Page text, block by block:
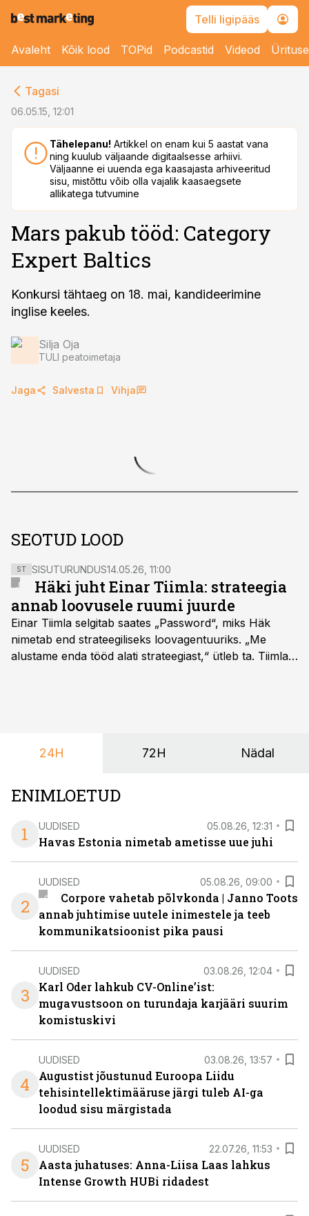
Telli ligipääs
Avaleht Kõik lood TOPid Podcastid Videod
Tagasi
06.05.15, 12:01
Tähelepanu! Artikkel on enam kui 5 aastat vana
ning kuulub väljaande digitaalsesse arhiivi.
Väljaanne ei uuenda ega kaasajasta arhiveeritud
sisu, mistõttu võib olla vajalik kaasaegsete
allikatega tutvumine
Mars pakub tööd: Category
Expert Baltics
Konkursi tähtaeg on 18. mai, kandideerimine
inglise keeles.
Silja Oja
TULI peatoimetaja
Jaga Salvesta Vihja
SEOTUD LOOD
ST SISUTURUNDUS14.05.26, 11:00
Häki juht Einar Tiimla: strateegia
annab loovusele ruumi juurde
Einar Tiimla selgitab saates „Password“, miks Häk
nimetab end strateegiliseks loovagentuuriks. „Me
alustame enda tööd alati strateegiast,“ ütleb ta. Tiimla
24H 72H Nädal
ENIMLOETUD
1
UUDISED 05.08.26, 12:31
Havas Estonia nimetab ametisse uue juhi
2
UUDISED 05.08.26, 09:00
Corpore vahetab põlvkonda | Janno Toots
annab juhtimise uutele inimestele ja teeb
kommunikatsioonist pika pausi
3
UUDISED 03.08.26, 12:04
Karl Oder lahkub CV-Online’ist:
mugavustsoon on turundaja karjääri suurim
komistuskivi
4
UUDISED 03.08.26, 13:57
Augustist jõustunud Euroopa Liidu
tehisintellektimääruse järgi tuleb AI-ga
loodud sisu märgistada
5
UUDISED 22.07.26, 11:53
Aasta juhatuses: Anna-Liisa Laas lahkus
Intense Growth HUBi ridadest